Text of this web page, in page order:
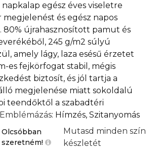
egész éves viseletre
megjelenést és egész napos
80% újrahasznosított pamut és
245 g/m2 súlyú
amely lágy, laza esésű érzetet
es fejkörfogat stabil, mégis
biztosít, és jól tartja a
megjelenése miatt sokoldalú
teendőktől a szabadtéri
Emblémázás: Hímzés, Szitanyomás
Olcsóbban
szeretném!
Mutasd minden szín
készletét